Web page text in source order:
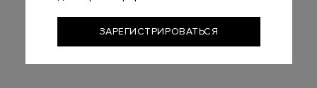
ЗАРЕГИСТРИРОВАТЬСЯ